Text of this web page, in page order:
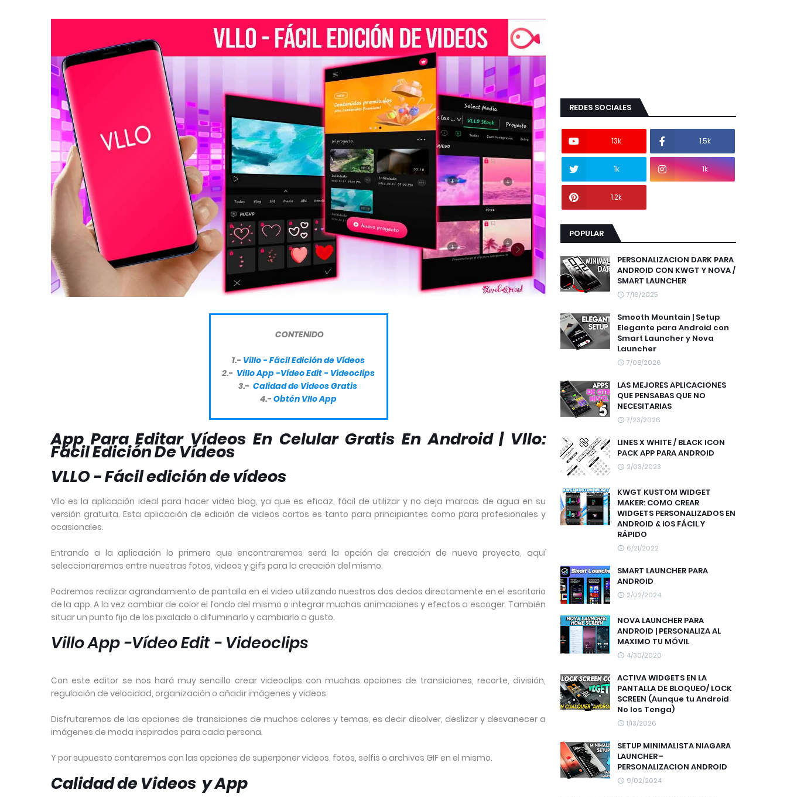
CONTENIDO
1.- Villo - Fácil Edición de Vídeos
2.- Villo App -Vídeo Edit - Videoclips
3.- Calidad de Videos Gratis
4.-Obtén Vllo App
App Para Editar Vídeos En Celular Gratis En Android | Vllo:
Fácil Edición De Vídeos
VLLO - Fácil edición de vídeos
Vllo es la aplicación ideal para hacer video blog, ya que es eficaz, fácil de utilizar y no deja marcas de agua en su
versión gratuita. Esta aplicación de edición de videos cortos es tanto para principiantes como para profesionales y
ocasionales.
Entrando a la aplicación lo primero que encontraremos será la opción de creación de nuevo proyecto, aquí
seleccionaremos entre nuestras fotos, videos y gifs para la creación del mismo.
Podremos realizar agrandamiento de pantalla en el video utilizando nuestros dos dedos directamente en el escritorio
de la app. A la vez cambiar de color el fondo del mismo o integrar muchas animaciones y efectos a escoger. También
situar un punto fijo de los pixalado o difuminarlo y cambiarlo a gusto.
Villo App -Vídeo Edit - Videoclips
Con este editor se nos hará muy sencillo crear videoclips con muchas opciones de transiciones, recorte, división,
regulación de velocidad, organización o añadir imágenes y videos.
Disfrutaremos de las opciones de transiciones de muchos colores y temas, es decir disolver, deslizar y desvanecer a
imágenes de moda inspirados para cada persona.
Y por supuesto contaremos con las opciones de superponer videos, fotos, selfis o archivos GIF en el mismo.
Calidad de Videos y App
REDES SOCIALES
13k 1.5k
1k 1k
1.2k
POPULAR
PERSONALIZACION DARK PARA
ANDROID CON KWGT Y NOVA /
SMART LAUNCHER
7/16/2025
Smooth Mountain | Setup
Elegante para Android con
Smart Launcher y Nova
Launcher
7/08/2026
LAS MEJORES APLICACIONES
QUE PENSABAS QUE NO
NECESITARIAS
7/23/2026
LINES X WHITE / BLACK ICON
PACK APP PARA ANDROID
2/03/2023
KWGT KUSTOM WIDGET
MAKER: COMO CREAR
WIDGETS PERSONALIZADOS EN
ANDROID & iOS FÁCIL Y
RÁPIDO
6/21/2022
SMART LAUNCHER PARA
ANDROID
2/02/2024
NOVA LAUNCHER PARA
ANDROID | PERSONALIZA AL
MAXIMO TU MÓVIL
4/30/2020
ACTIVA WIDGETS EN LA
PANTALLA DE BLOQUEO/ LOCK
SCREEN (Aunque tu Android
No los Tenga)
1/13/2026
SETUP MINIMALISTA NIAGARA
LAUNCHER -
PERSONALIZACION ANDROID
9/02/2024